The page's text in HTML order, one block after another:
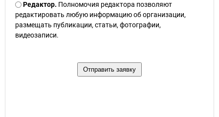
Редактор. Полномочия редактора позволяют
редактировать любую информацию об организации,
размещать публикации, статьи, фотографии,
видеозаписи.